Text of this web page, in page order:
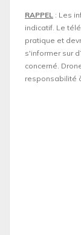
RAPPEL : Les
indicatif. Le
pratique et
s'informer sur
concerné.
responsabilité